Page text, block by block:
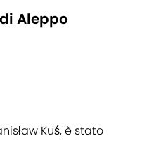
Aleppo
Kuś, è stato